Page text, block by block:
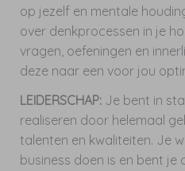
op jezelf en mentale
over denkprocessen in je
vragen, oefeningen en
deze naar een voor jou
LEIDERSCHAP: Je bent in
realiseren door helemaal
talenten en kwaliteiten. Je
business doen is en bent je